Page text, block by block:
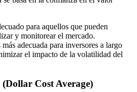
para aquellos que pueden
y monitorear el mercado.
adecuada para inversores a largo
el impacto de la volatilidad del
Cost Average)